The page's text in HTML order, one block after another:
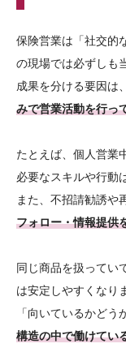
保険営業は「社交的
の現場では必ずしも
成果を分ける要因は
みで営業活動を行っ
たとえば、個人営業
必要なスキルや行動
また、不招請勧誘や
フォロー・情報提供
同じ商品を扱ってい
は安定しやすくなり
「向いているかどう
構造の中で働けてい